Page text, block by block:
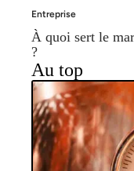
Entreprise
À quoi sert le
?
Au top